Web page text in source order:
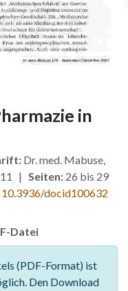
in
Dr. med. Mabuse,
11 | Seiten: 26 bis 29
10.3936/docid100632
Datei
(PDF-Format) ist
Den Download